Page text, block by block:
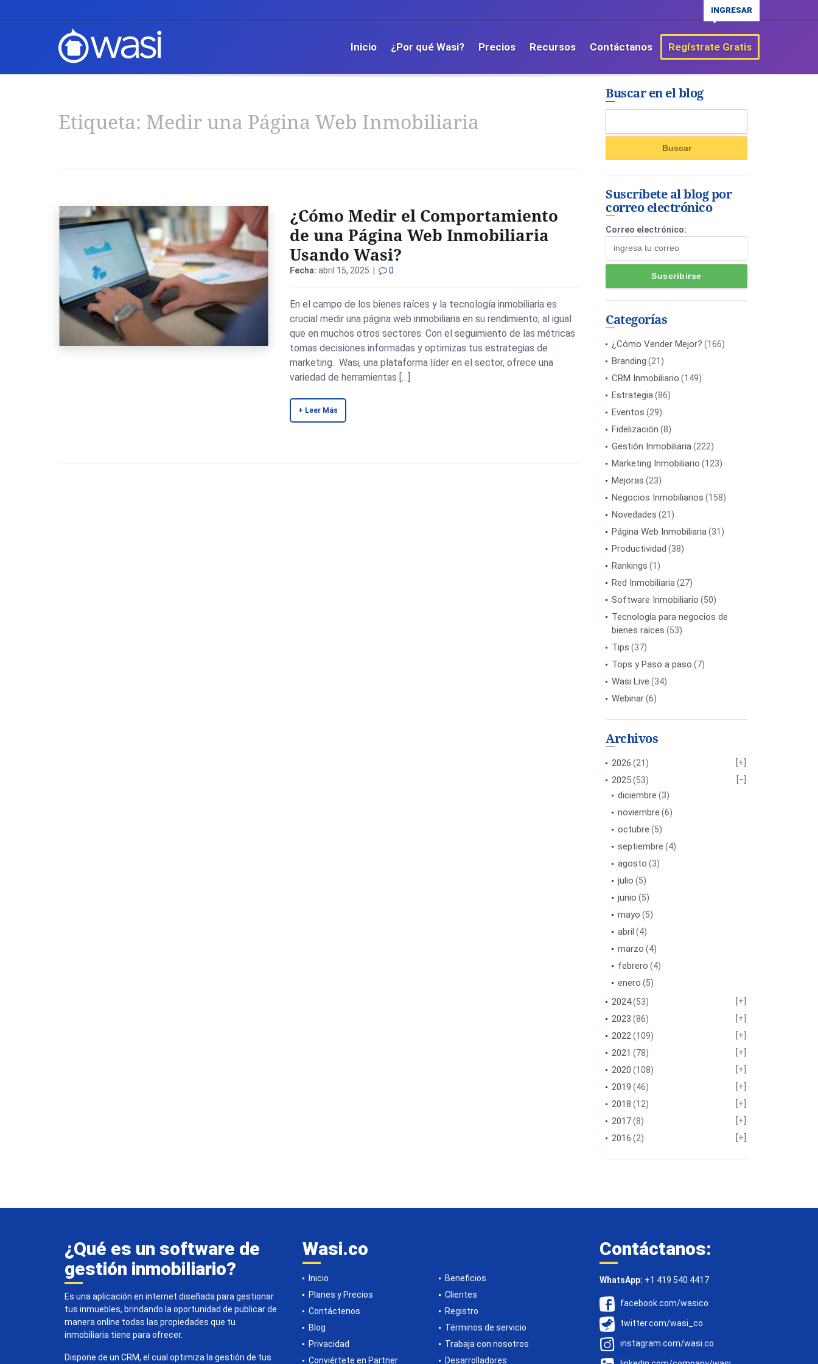
INGRESAR
Inicio ¿Por qué Wasi? Precios Recursos Contáctanos Regístrate Gratis
Etiqueta: Medir una Página Web Inmobiliaria
¿Cómo Medir el Comportamiento
de una Página Web Inmobiliaria
Usando Wasi?
Fecha: abril 15, 2025 | 0
En el campo de los bienes raíces y la tecnología inmobiliaria es
crucial medir una página web inmobiliaria en su rendimiento, al igual
que en muchos otros sectores. Con el seguimiento de las métricas
tomas decisiones informadas y optimizas tus estrategias de
marketing. Wasi, una plataforma líder en el sector, ofrece una
variedad de herramientas […]
+ Leer Más
Buscar en el blog
Suscríbete al blog por
correo electrónico
Correo electrónico:
Categorías
¿Cómo Vender Mejor? (166)
Branding (21)
CRM Inmobiliario (149)
Estrategia(86)
Eventos (29)
Fidelización (8)
Gestión Inmobiliaria(222)
Marketing Inmobiliario (123)
Mejoras (23)
Negocios Inmobiliarios (158)
Novedades (21)
Página Web Inmobiliaria(31)
Productividad (38)
Rankings (1)
Red Inmobiliaria(27)
Software Inmobiliario (50)
Tecnología para negocios de
bienes raíces (53)
Tips (37)
Tops y Paso a paso (7)
Wasi Live (34)
Webinar(6)
Archivos
2026 (21)
2025(53)
diciembre (3)
noviembre (6)
octubre (5)
septiembre (4)
agosto (3)
julio (5)
junio (5)
mayo (5)
abril (4)
marzo (4)
febrero (4)
enero (5)
2024(53)
2023 (86)
2022(109)
2021 (78)
2020 (108)
2019 (46)
2018 (12)
2017(8)
2016 (2)
¿Qué es un software de
gestión inmobiliario?
Es una aplicación en internet diseñada para gestionar
tus inmuebles, brindando la oportunidad de publicar de
manera online todas las propiedades que tu
inmobiliaria tiene para ofrecer.
Dispone de un CRM, el cual optimiza la gestión de tus
Wasi.co
Inicio
Beneficios
Planes y Precios
Clientes
Contáctenos
Registro
Blog
Términos de servicio
Privacidad
Trabaja con nosotros
Conviértete en Partner
Desarrolladores
Contáctanos:
WhatsApp: +1 419 540 4417
facebook.com/wasico
twitter.com/wasi_co
instagram.com/wasi.co